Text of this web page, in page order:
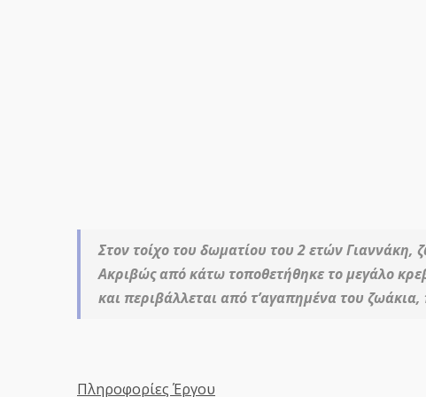
Στον τοίχο του δωματίου του 2 ετών Γιαννάκη,
Ακριβώς από κάτω τοποθετήθηκε το μεγάλο
και περιβάλλεται από τ’αγαπημένα του ζωάκια,
Πληροφορίες Έργου